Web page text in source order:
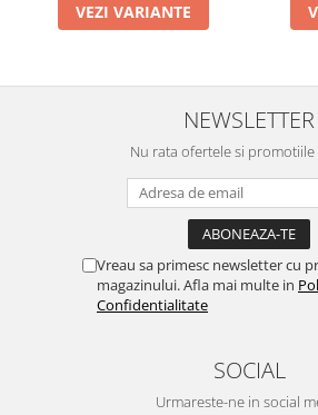
VEZI VARIANTE
NEWSLETTER
Nu rata ofertele si
Vreau sa primesc newsletter cu
magazinului. Afla mai multe in
Confidentialitate
SOCIAL
Urmareste-ne in social